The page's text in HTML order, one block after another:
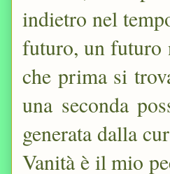
indietro nel
futuro, un futuro
che prima si
una seconda
generata dalla
Vanità è il mio